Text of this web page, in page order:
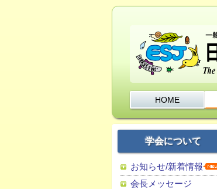
HOME
学会について
お知らせ/新着情報
会長メッセージ